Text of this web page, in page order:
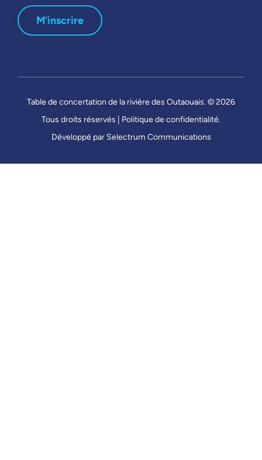
Table de concertation de la rivière des Outaouais. © 2026
Tous droits réservés | Politique de confidentialité.
Développé par Selectrum Communications